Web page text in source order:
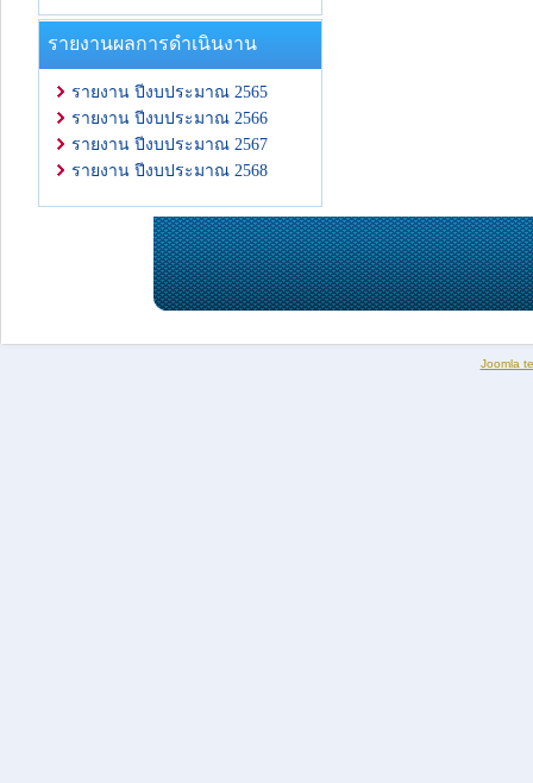
รายงานผลการดำเนินงาน
รายงาน ปีงบประมาณ 2565
รายงาน ปีงบประมาณ 2566
รายงาน ปีงบประมาณ 2567
รายงาน ปีงบประมาณ 2568
Joomla